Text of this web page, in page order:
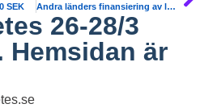
SEK Andra länders finansiering av läkemedel. TLV
26-28/3
är